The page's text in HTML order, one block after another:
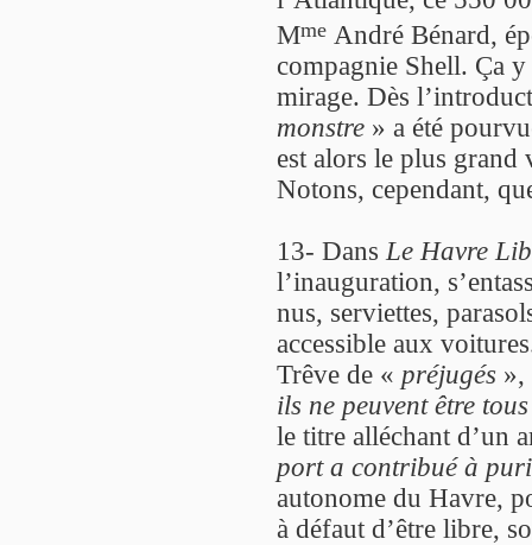
Mme André Bénard,
compagnie Shell. Ça
mirage. Dès
monstre » a été
est alors le plus
Notons, cependant,
13- Dans Le Havre
l’inauguration,
nus, serviettes,
accessible aux
Trêve de « préjugés »,
ils ne peuvent être
le titre alléchant d’un
port a contribué à
autonome du Havre,
à défaut d’être libre,